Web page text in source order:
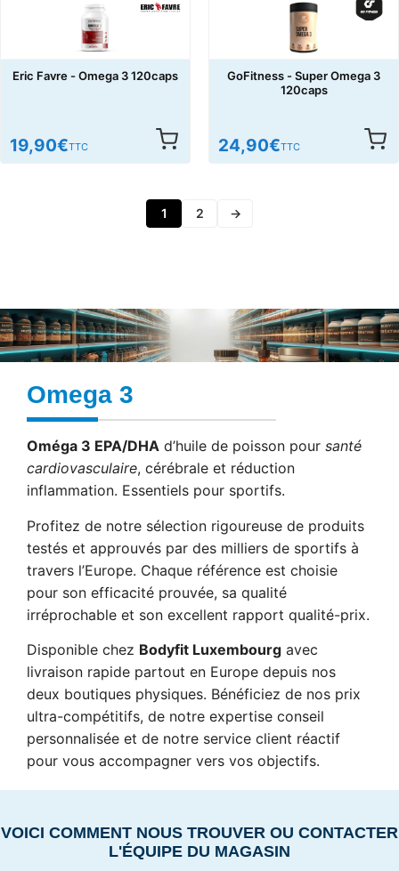
Eric Favre - Omega 3 120caps
19,90€TTC
GoFitness - Super Omega 3
120caps
24,90€TTC
1 2 →
Omega 3
Oméga 3 EPA/DHA d’huile de poisson pour santé
cardiovasculaire, cérébrale et réduction
inflammation. Essentiels pour sportifs.
Profitez de notre sélection rigoureuse de produits
testés et approuvés par des milliers de sportifs à
travers l’Europe. Chaque référence est choisie
pour son efficacité prouvée, sa qualité
irréprochable et son excellent rapport qualité-prix.
Disponible chez Bodyfit Luxembourg avec
livraison rapide partout en Europe depuis nos
deux boutiques physiques. Bénéficiez de nos prix
ultra-compétitifs, de notre expertise conseil
personnalisée et de notre service client réactif
pour vous accompagner vers vos objectifs.
VOICI COMMENT NOUS TROUVER OU CONTACTER
L'ÉQUIPE DU MAGASIN